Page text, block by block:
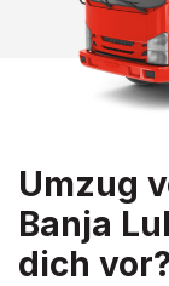
Umzug
Banja
dich